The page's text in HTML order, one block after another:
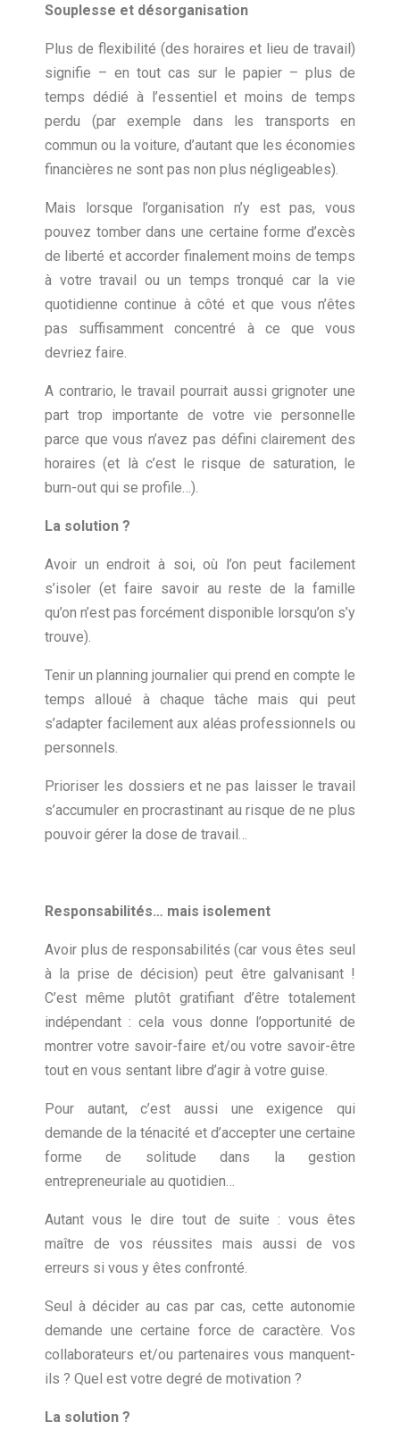
Souplesse et désorganisation
Plus de flexibilité (des horaires et lieu de travail)
signifie – en tout cas sur le papier – plus de
temps dédié à l’essentiel et moins de temps
perdu (par exemple dans les transports en
commun ou la voiture, d’autant que les économies
financières ne sont pas non plus négligeables).
Mais lorsque l’organisation n’y est pas, vous
pouvez tomber dans une certaine forme d’excès
de liberté et accorder finalement moins de temps
à votre travail ou un temps tronqué car la vie
quotidienne continue à côté et que vous n’êtes
pas suffisamment concentré à ce que vous
devriez faire.
A contrario, le travail pourrait aussi grignoter une
part trop importante de votre vie personnelle
parce que vous n’avez pas défini clairement des
horaires (et là c’est le risque de saturation, le
burn-out qui se profile…).
La solution ?
Avoir un endroit à soi, où l’on peut facilement
s’isoler (et faire savoir au reste de la famille
qu’on n’est pas forcément disponible lorsqu’on s’y
trouve).
Tenir un planning journalier qui prend en compte le
temps alloué à chaque tâche mais qui peut
s’adapter facilement aux aléas professionnels ou
personnels.
Prioriser les dossiers et ne pas laisser le travail
s’accumuler en procrastinant au risque de ne plus
pouvoir gérer la dose de travail…
Responsabilités… mais isolement
Avoir plus de responsabilités (car vous êtes seul
à la prise de décision) peut être galvanisant !
C’est même plutôt gratifiant d’être totalement
indépendant : cela vous donne l’opportunité de
montrer votre savoir-faire et/ou votre savoir-être
tout en vous sentant libre d’agir à votre guise.
Pour autant, c’est aussi une exigence qui
demande de la ténacité et d’accepter une certaine
forme de solitude dans la gestion
entrepreneuriale au quotidien…
Autant vous le dire tout de suite : vous êtes
maître de vos réussites mais aussi de vos
erreurs si vous y êtes confronté.
Seul à décider au cas par cas, cette autonomie
demande une certaine force de caractère. Vos
collaborateurs et/ou partenaires vous manquent-
ils ? Quel est votre degré de motivation ?
La solution ?